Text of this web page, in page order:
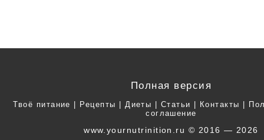
Полная версия
Твоё питание | Рецепты | Диеты | Статьи | Контакты |
соглашение
www.yournutrinition.ru © 2016 — 2026